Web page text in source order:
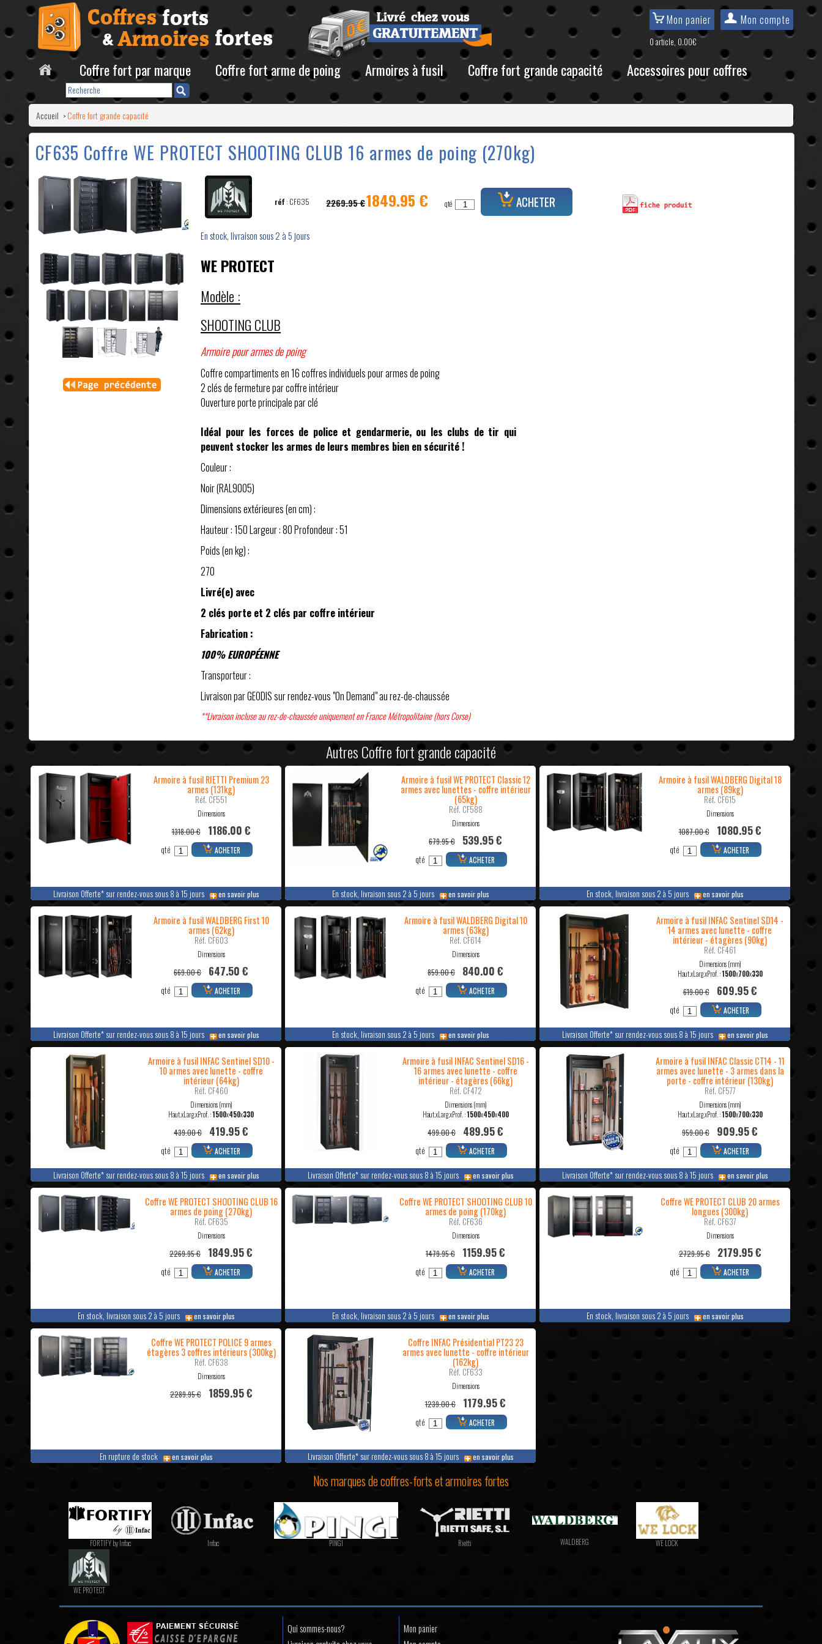
Coffre fort par marque Coffre fort arme de poing Armoires à fusil Coffre fort grande capacité Accessoires pour coffres
Mon panier
0 article, 0.00€
Mon compte
Accueil >Coffre fort grande capacité
CF635 Coffre WE PROTECT SHOOTING CLUB 16 armes de poing (270kg)
réf : CF635 2269.95 €1849.95 € qté ACHETER
En stock, livraison sous 2 à 5 jours
WE PROTECT
Modèle :
SHOOTING CLUB
Armoire pour armes de poing
Coffre compartiments en 16 coffres individuels pour armes de poing
2 clés de fermeture par coffre intérieur
Ouverture porte principale par clé
Idéal pour les forces de police et gendarmerie, ou les clubs de tir qui
peuvent stocker les armes de leurs membres bien en sécurité !
Couleur :
Noir (RAL9005)
Dimensions extérieures (en cm) :
Hauteur : 150 Largeur : 80 Profondeur : 51
Poids (en kg) :
270
Livré(e) avec
2 clés porte et 2 clés par coffre intérieur
Fabrication :
100% EUROPÉENNE
Transporteur :
Livraison par GEODIS sur rendez-vous "On Demand" au rez-de-chaussée
**Livraison incluse au rez-de-chaussée uniquement en France Métropolitaine (hors Corse)
Autres Coffre fort grande capacité
Livraison Offerte* sur rendez-vous sous 8 à 15 jours en savoir plus
Armoire à fusil RIETTI Premium 23
armes (131kg)
Réf. CF551
Dimensions
1318.00 € 1186.00 €
qté ACHETER
En stock, livraison sous 2 à 5 jours en savoir plus
Armoire à fusil WE PROTECT Classic 12
armes avec lunettes - coffre intérieur
(65kg)
Réf. CF588
Dimensions
679.95 € 539.95 €
qté ACHETER
En stock, livraison sous 2 à 5 jours en savoir plus
Armoire à fusil WALDBERG Digital 18
armes (89kg)
Réf. CF615
Dimensions
1087.00 € 1080.95 €
qté ACHETER
Livraison Offerte* sur rendez-vous sous 8 à 15 jours en savoir plus
Armoire à fusil WALDBERG First 10
armes (62kg)
Réf. CF603
Dimensions
669.00 € 647.50 €
qté ACHETER
En stock, livraison sous 2 à 5 jours en savoir plus
Armoire à fusil WALDBERG Digital 10
armes (63kg)
Réf. CF614
Dimensions
859.00 € 840.00 €
qté ACHETER
Livraison Offerte* sur rendez-vous sous 8 à 15 jours en savoir plus
Armoire à fusil INFAC Sentinel SD14 -
14 armes avec lunette - coffre
intérieur - étagères (90kg)
Réf. CF461
Dimensions (mm)
Haut.xLarg.xProf. :1500x700x330
619.00 € 609.95 €
qté ACHETER
Livraison Offerte* sur rendez-vous sous 8 à 15 jours en savoir plus
Armoire à fusil INFAC Sentinel SD10 -
10 armes avec lunette - coffre
intérieur (64kg)
Réf. CF460
Dimensions (mm)
Haut.xLarg.xProf. :1500x450x330
439.00 € 419.95 €
qté ACHETER
Livraison Offerte* sur rendez-vous sous 8 à 15 jours en savoir plus
Armoire à fusil INFAC Sentinel SD16 -
16 armes avec lunette - coffre
intérieur - étagères (66kg)
Réf. CF472
Dimensions (mm)
Haut.xLarg.xProf. :1500x450x400
499.00 € 489.95 €
qté ACHETER
Livraison Offerte* sur rendez-vous sous 8 à 15 jours en savoir plus
Armoire à fusil INFAC Classic CT14 - 11
armes avec lunette - 3 armes dans la
porte - coffre intérieur (130kg)
Réf. CF577
Dimensions (mm)
Haut.xLarg.xProf. :1500x700x330
959.00 € 909.95 €
qté ACHETER
En stock, livraison sous 2 à 5 jours en savoir plus
Coffre WE PROTECT SHOOTING CLUB 16
armes de poing (270kg)
Réf. CF635
Dimensions
2269.95 € 1849.95 €
qté ACHETER
En stock, livraison sous 2 à 5 jours en savoir plus
Coffre WE PROTECT SHOOTING CLUB 10
armes de poing (170kg)
Réf. CF636
Dimensions
1479.95 € 1159.95 €
qté ACHETER
En stock, livraison sous 2 à 5 jours en savoir plus
Coffre WE PROTECT CLUB 20 armes
longues (300kg)
Réf. CF637
Dimensions
2729.95 € 2179.95 €
qté ACHETER
En rupture de stock en savoir plus
Coffre WE PROTECT POLICE 9 armes
étagères 3 coffres intérieurs (300kg)
Réf. CF638
Dimensions
2289.95 € 1859.95 €
Livraison Offerte* sur rendez-vous sous 8 à 15 jours en savoir plus
Coffre INFAC Présidential PT23 23
armes avec lunette - coffre intérieur
(162kg)
Réf. CF633
Dimensions
1239.00 € 1179.95 €
qté ACHETER
Nos marques de coffres-forts et armoires fortes
FORTIFY by Infac Infac PINGI Rietti WALDBERG WE LOCK
WE PROTECT
Qui sommes-nous?
Mon panier